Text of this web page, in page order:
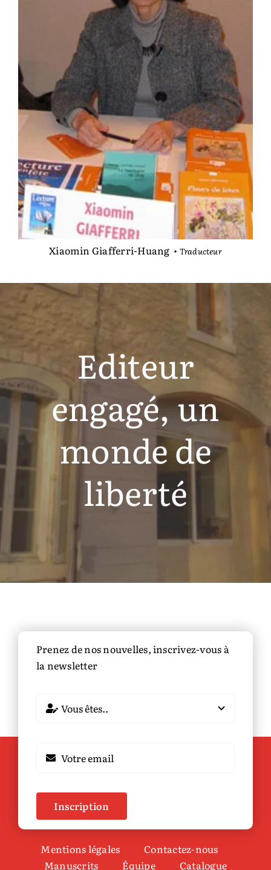
Xiaomin Giafferri-Huang • Traducteur
Editeur
engagé, un
monde de
liberté
Prenez de nos nouvelles, inscrivez-vous à
la newsletter
Inscription
Mentions légales
Contactez-nous
Manuscrits
Équipe Catalogue